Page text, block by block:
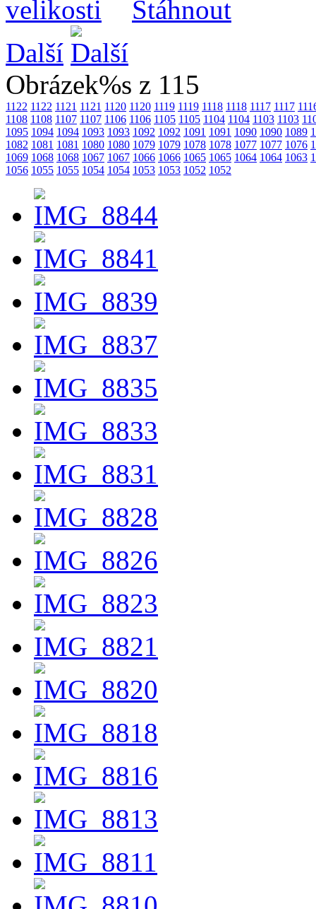
Další
Obrázek%s z 115
1122 1122 1121 1121 1120 1120 1119 1119 1118 1118 1117 1117
1108 1108 1107 1107 1106 1106 1105 1105 1104 1104 1103 1103
1095 1094 1094 1093 1093 1092 1092 1091 1091 1090 1090 1089
1082 1081 1081 1080 1080 1079 1079 1078 1078 1077 1077 1076
1069 1068 1068 1067 1067 1066 1066 1065 1065 1064 1064 1063
1056 1055 1055 1054 1054 1053 1053 1052 1052